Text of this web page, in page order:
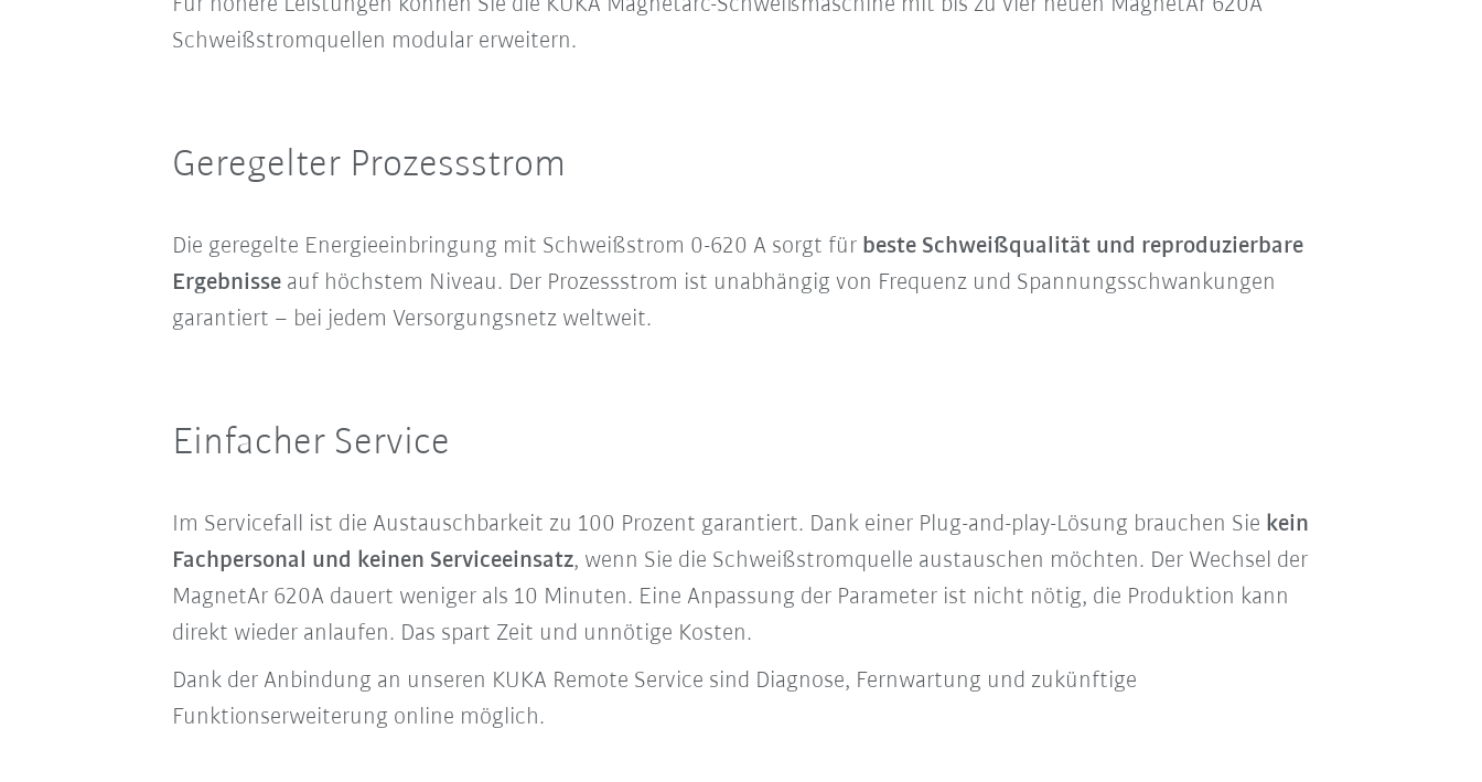
Schweißstromquellen modular erweitern.
Geregelter Prozessstrom
Die geregelte Energieeinbringung mit Schweißstrom 0-620 A sorgt für beste Schweißqualität und reproduzierbare
Ergebnisseauf höchstem Niveau. Der Prozessstrom ist unabhängig von Frequenz und Spannungsschwankungen
garantiert – bei jedem Versorgungsnetz weltweit.
Einfacher Service
Im Servicefall ist die Austauschbarkeit zu 100 Prozent garantiert. Dank einer Plug-and-play-Lösung brauchen Sie kein
Fachpersonal und keinen Serviceeinsatz, wenn Sie die Schweißstromquelle austauschen möchten. Der Wechsel der
MagnetAr 620A dauert weniger als 10 Minuten. Eine Anpassung der Parameter ist nicht nötig, die Produktion kann
direkt wieder anlaufen. Das spart Zeit und unnötige Kosten.
Dank der Anbindung an unseren KUKA Remote Service sind Diagnose, Fernwartung und zukünftige
Funktionserweiterung online möglich.